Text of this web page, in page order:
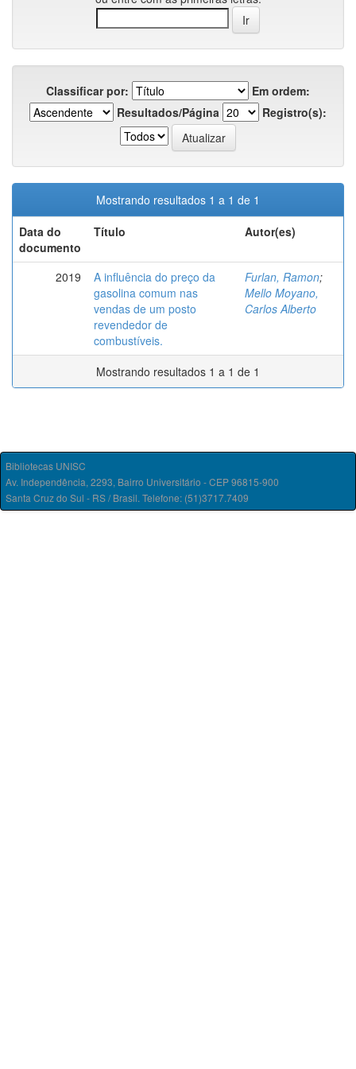
Classificar por:
Em ordem:
Resultados/Página
Registro(s):
Mostrando resultados 1 a 1 de 1
Data do
documento
Título Autor(es)
2019
A influência do preço da
gasolina comum nas
vendas de um posto
revendedor de
combustíveis.
Furlan, Ramon;
Mello Moyano,
Carlos Alberto
Mostrando resultados 1 a 1 de 1
Bibliotecas UNISC
Av. Independência, 2293, Bairro Universitário - CEP 96815-900
Santa Cruz do Sul - RS / Brasil. Telefone: (51)3717.7409